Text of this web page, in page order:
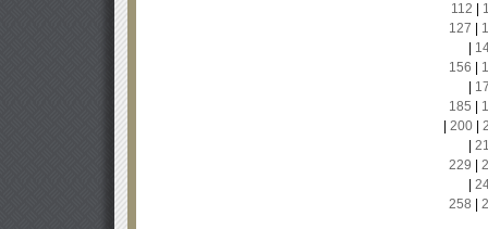
112
127
156
185
200|
229
258